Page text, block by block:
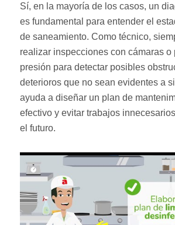
Sí, en la mayoría de los casos, un
es fundamental para entender el
de saneamiento. Como técnico,
realizar inspecciones con cámaras o
presión para detectar posibles
deterioros que no sean evidentes a
ayuda a diseñar un plan de
efectivo y evitar trabajos
el futuro.